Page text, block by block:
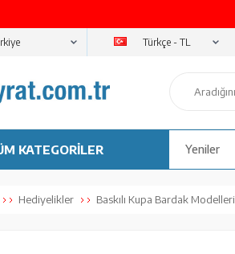
Türkçe - TL
KATEGORİLER Yeniler
Hediyelikler Baskılı Kupa Bardak Modelleri